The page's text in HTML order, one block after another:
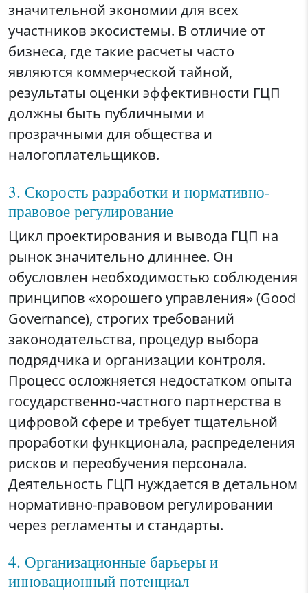
значительной экономии для всех
участников экосистемы. В отличие от
бизнеса, где такие расчеты часто
являются коммерческой тайной,
результаты оценки эффективности ГЦП
должны быть публичными и
прозрачными для общества и
налогоплательщиков.
3. Скорость разработки и нормативно-
правовое регулирование
Цикл проектирования и вывода ГЦП на
рынок значительно длиннее. Он
обусловлен необходимостью соблюдения
принципов «хорошего управления» (Good
Governance), строгих требований
законодательства, процедур выбора
подрядчика и организации контроля.
Процесс осложняется недостатком опыта
государственно-частного партнерства в
цифровой сфере и требует тщательной
проработки функционала, распределения
рисков и переобучения персонала.
Деятельность ГЦП нуждается в детальном
нормативно-правовом регулировании
через регламенты и стандарты.
4. Организационные барьеры и
инновационный потенциал